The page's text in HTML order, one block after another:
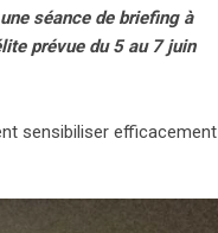
séance de briefing à
prévue du 5 au 7 juin
sensibiliser efficacement